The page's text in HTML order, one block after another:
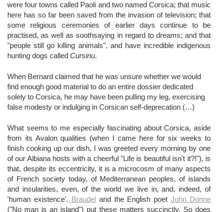
were four towns called Paoli and two named Corsica; that music
here has so far been saved from the invasion of television; that
some religious ceremonies of earlier days continue to be
practised, as well as soothsaying in regard to dreams; and that
"people still go killing animals", and have incredible indigenous
hunting dogs called Cursinu.
When Bernard claimed that he was unsure whether we would
find enough good material to do an entire dossier dedicated
solely to Corsica, he may have been pulling my leg, exercising
false modesty or indulging in Corsican self-deprecation (…)
What seems to me especially fascinating about Corsica, aside
from its Avalon qualities (when I came here for six weeks to
finish cooking up our dish, I was greeted every morning by one
of our Albiana hosts with a cheerful "Life is beautiful isn't it?!"), is
that, despite its eccentricity, it is a microcosm of many aspects
of French society today, of Mediterranean peoples, of islands
and insularities, even, of the world we live in, and, indeed, of
'human existence'. Braudeland the English poetJohn Donne
("No man is an island") put these matters succinctly. So does